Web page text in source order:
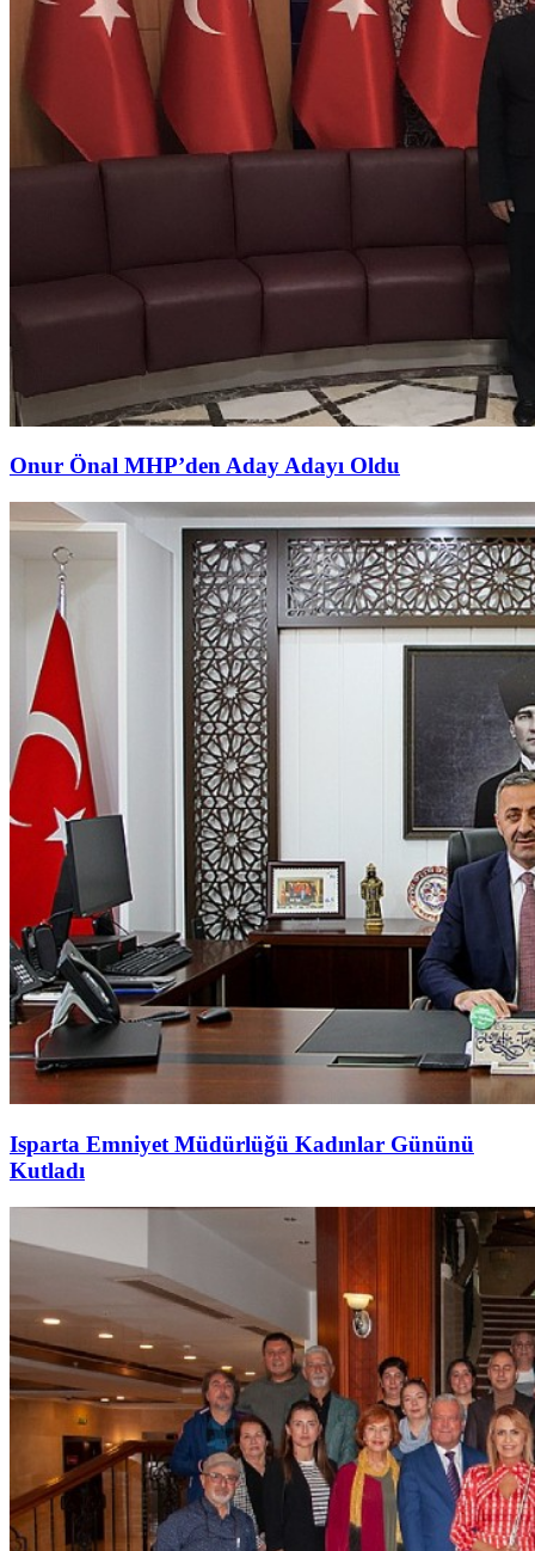
Onur Önal MHP’den Aday Adayı Oldu
Isparta Emniyet Müdürlüğü Kadınlar Gününü
Kutladı